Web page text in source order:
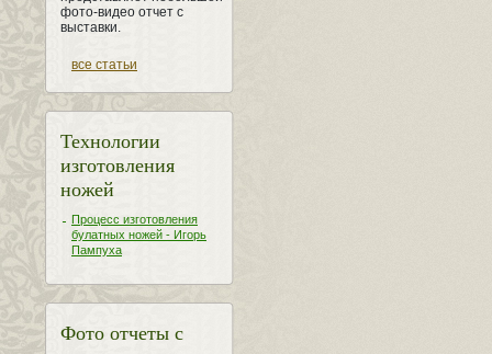
фото-видео отчет с
выставки.
все статьи
Технологии
изготовления
ножей
Процесс изготовления
булатных ножей - Игорь
Пампуха
Фото отчеты с